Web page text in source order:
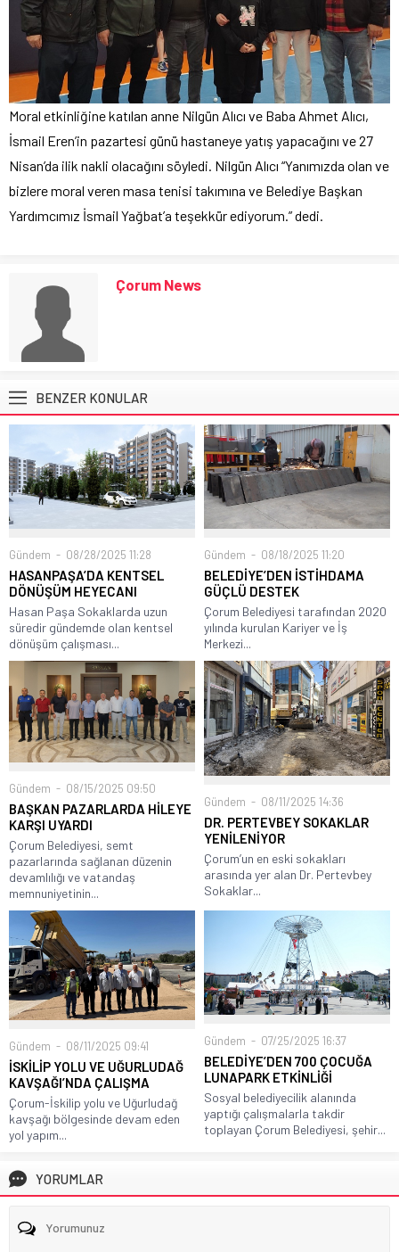
Moral etkinliğine katılan anne Nilgün Alıcı ve Baba Ahmet Alıcı,
İsmail Eren’in pazartesi günü hastaneye yatış yapacağını ve 27
Nisan’da ilik nakli olacağını söyledi. Nilgün Alıcı “Yanımızda olan ve
bizlere moral veren masa tenisi takımına ve Belediye Başkan
Yardımcımız İsmail Yağbat’a teşekkür ediyorum.” dedi.
Çorum News
BENZER KONULAR
Gündem 08/28/2025 11:28
HASANPAŞA’DA KENTSEL
DÖNÜŞÜM HEYECANI
Hasan Paşa Sokaklarda uzun
süredir gündemde olan kentsel
dönüşüm çalışması...
Gündem 08/18/2025 11:20
BELEDİYE’DEN İSTİHDAMA
GÜÇLÜ DESTEK
Çorum Belediyesi tarafından 2020
yılında kurulan Kariyer ve İş
Merkezi...
Gündem 08/15/2025 09:50
BAŞKAN PAZARLARDA HİLEYE
KARŞI UYARDI
Çorum Belediyesi, semt
pazarlarında sağlanan düzenin
devamlılığı ve vatandaş
memnuniyetinin...
Gündem 08/11/2025 14:36
DR. PERTEVBEY SOKAKLAR
YENİLENİYOR
Çorum’un en eski sokakları
arasında yer alan Dr. Pertevbey
Sokaklar...
Gündem 08/11/2025 09:41
İSKİLİP YOLU VE UĞURLUDAĞ
KAVŞAĞI’NDA ÇALIŞMA
Çorum-İskilip yolu ve Uğurludağ
kavşağı bölgesinde devam eden
yol yapım...
Gündem 07/25/2025 16:37
BELEDİYE’DEN 700 ÇOCUĞA
LUNAPARK ETKİNLİĞİ
Sosyal belediyecilik alanında
yaptığı çalışmalarla takdir
toplayan Çorum Belediyesi, şehir...
YORUMLAR